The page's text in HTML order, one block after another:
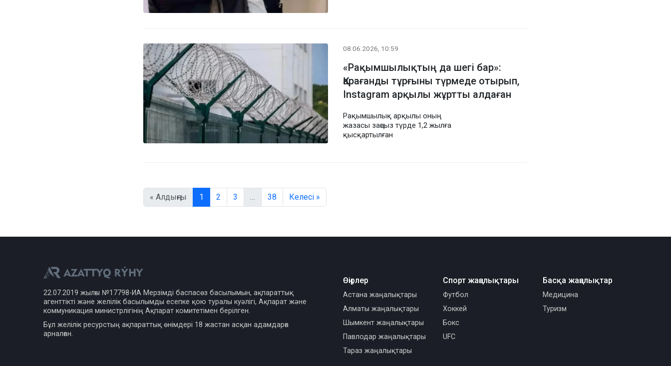
08.06.2026, 10:59
«Рақымшылықтың да шегі бар»:
Қарағанды тұрғыны түрмеде отырып,
Instagram арқылы жұртты алдаған
Рақымшылық арқылы оның
жазасы заңсыз түрде 1,2 жылға
қысқартылған
« Алдыңғы 1 2 3 … 38 Келесі »
22.07.2019 жылғы №17798-ИА Мерзімді баспасөз басылымын, ақпараттық
агенттікті және желілік басылымды есепке қою туралы куәлігі, Ақпарат және
коммуникация министрлігінің Ақпарат комитетімен берілген.
Бұл желілік ресурстың ақпараттық өнімдері 18 жастан асқан адамдарға
арналған.
Өңірлер
Астана жаңалықтары
Алматы жаңалықтары
Шымкент жаңалықтары
Павлодар жаңалықтары
Тараз жаңалықтары
Спорт жаңалықтары
Футбол
Хоккей
Бокс
UFC
Басқа жаңалықтар
Медицина
Туризм